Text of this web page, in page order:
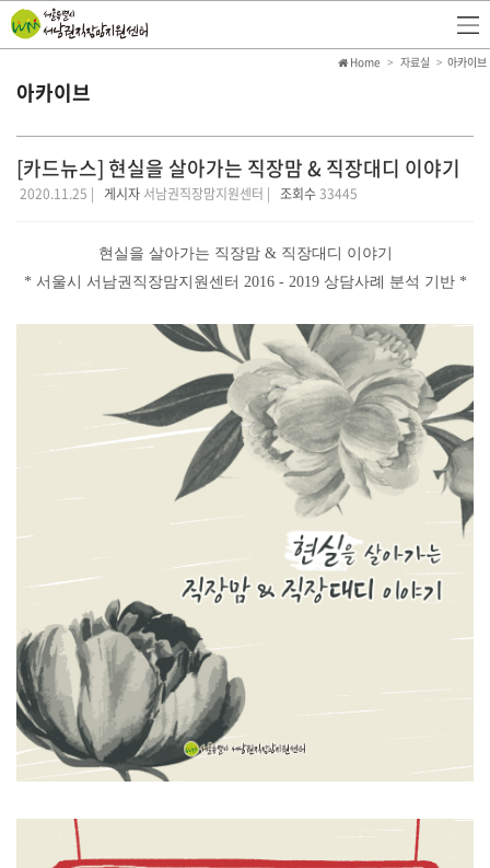
아카이브
Home 자료실 아카이브
[카드뉴스] 현실을 살아가는 직장맘 & 직장대디 이야기
2020.11.25 | 게시자 서남권직장맘지원센터 | 조회수33445
현실을 살아가는 직장맘 & 직장대디 이야기
* 서울시 서남권직장맘지원센터 2016 - 2019 상담사례 분석 기반 *